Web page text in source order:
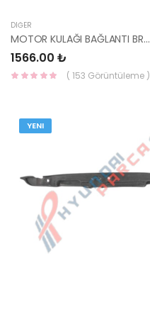
DIĞER
MOTOR KULAĞI BAĞLANTI BRAKETİ İ20 21837-1J300-HMC
1566.00 ₺
( 153 Görüntüleme )
YENI